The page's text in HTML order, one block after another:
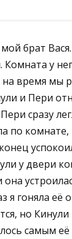
мой брат
у
на время мы
и Пери
сразу
по
у двери
я гоняла её
но
самым